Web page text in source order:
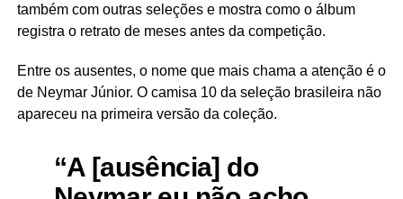
também com outras seleções e mostra como o álbum
registra o retrato de meses antes da competição.
Entre os ausentes, o nome que mais chama a atenção é o
de Neymar Júnior. O camisa 10 da seleção brasileira não
apareceu na primeira versão da coleção.
“A [ausência] do